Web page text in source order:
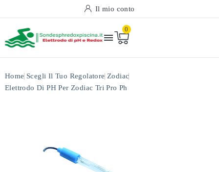
Il mio conto

0
Home Scegli Il Tuo Regolatore Zodiac
Elettrodo Di PH Per Zodiac Tri Pro Ph